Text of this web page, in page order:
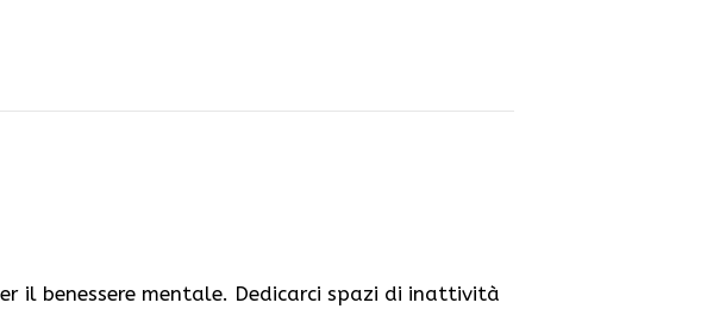
il benessere mentale. Dedicarci spazi di inattività